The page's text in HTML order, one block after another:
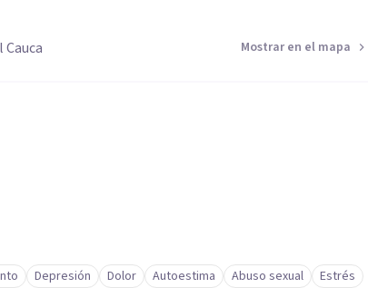
Cauca
Mostrar en el mapa
Depresión Dolor Autoestima Abuso sexual
Estrés